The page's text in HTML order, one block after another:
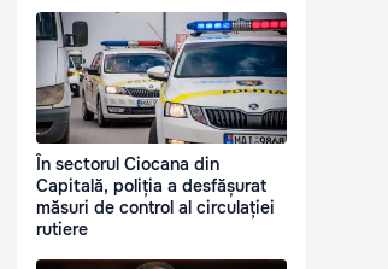
În sectorul Ciocana din
Capitală, poliția a desfășurat
măsuri de control al circulației
rutiere